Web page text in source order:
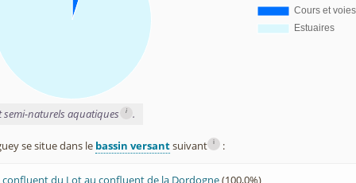
semi-naturels aquatiques i .
se situe dans le bassin versantsuivant i :